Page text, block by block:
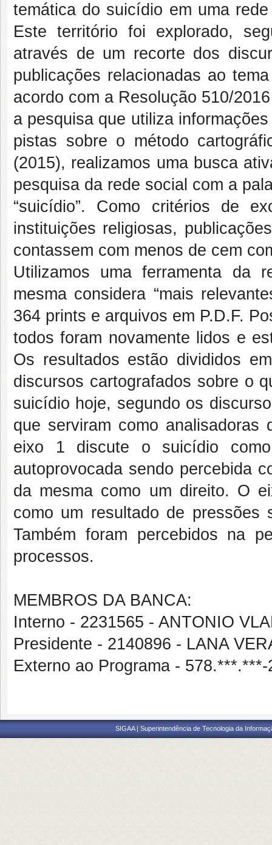
temática do suicídio em uma
Este território foi explorado,
através de um recorte dos
publicações relacionadas ao
acordo com a Resolução 510/
a pesquisa que utiliza
pistas sobre o método
(2015), realizamos uma busca
pesquisa da rede social com a
“suicídio”. Como critérios de
instituições religiosas,
contassem com menos de cem
Utilizamos uma ferramenta da
mesma considera “mais
364 prints e arquivos em P.D.F.
todos foram novamente lidos e
Os resultados estão divididos
discursos cartografados sobre o
suicídio hoje, segundo os
que serviram como
eixo 1 discute o suicídio
autoprovocada sendo percebida
da mesma como um direito. O
como um resultado de pressões
Também foram percebidos na
processos.
MEMBROS DA BANCA:
Interno - 2231565 - ANTONIO
Presidente - 2140896 - LANA
Externo ao Programa -
SIGAA | Superintendência de Tecnologia da